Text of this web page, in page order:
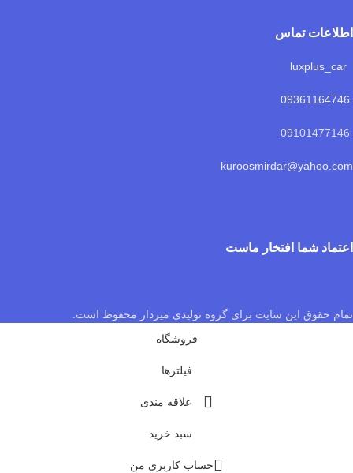
اطلاعات تماس
09361164746
kuroosmirdar@yahoo.com
اعتماد شما افتخار ماست
تمام حقوق این سایت برای گروه تولیدی میردار محفوظ است.
فروشگاه
فیلترها
علاقه مندی
سبد خرید
حساب کاربری من